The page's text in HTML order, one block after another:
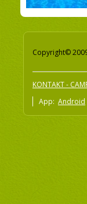
Copyright©
KONTAKT -
App: Android